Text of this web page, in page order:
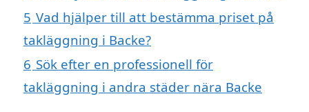
5 Vad hjälper till att bestämma priset på
takläggning i Backe?
6 Sök efter en professionell för
takläggning i andra städer nära Backe